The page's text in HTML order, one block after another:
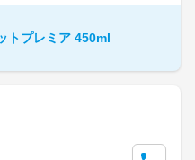
トプレミア 450ml